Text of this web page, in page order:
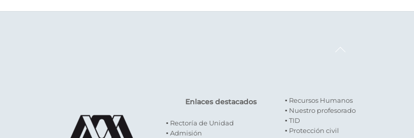
Back
Enlaces destacados
▪ Rectoría de Unidad
▪ Admisión
▪ Recursos Humanos
▪ Nuestro profesorado
▪ TID
▪ Protección civil